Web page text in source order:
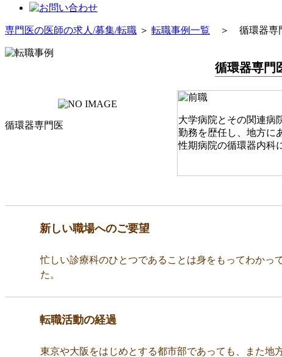
専門医の医師の求人/募集/転職 ＞ 転職事例一覧 ＞ 循環器専
循環器専
循環器専門医
大学病院とその関連病
勤務を歴任し、地方に
性期病院の循環器内科
新しい職場へのご要望
忙しい診療科のひとつであることは身をもってわかっ
た。
転職活動の経過
東京や大阪をはじめとする都市部であっても、また地